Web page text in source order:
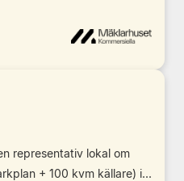
representativ lokal om
+ 100 kvm källare) i...